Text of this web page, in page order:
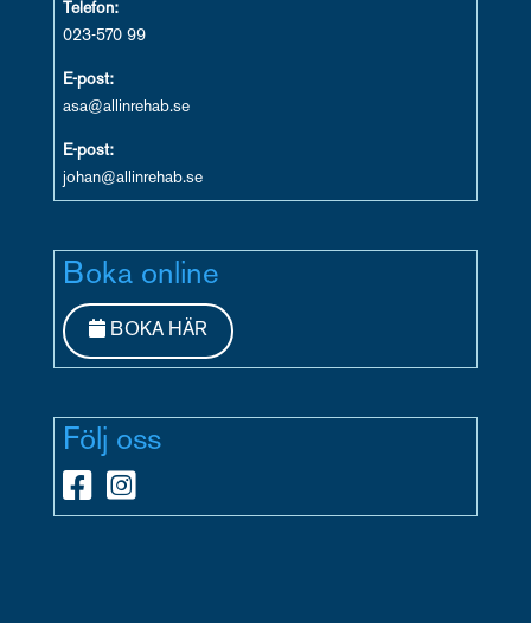
Telefon:
023-570 99
E-post:
asa@allinrehab.se
E-post:
johan@allinrehab.se
Boka online
BOKA HÄR
Följ oss